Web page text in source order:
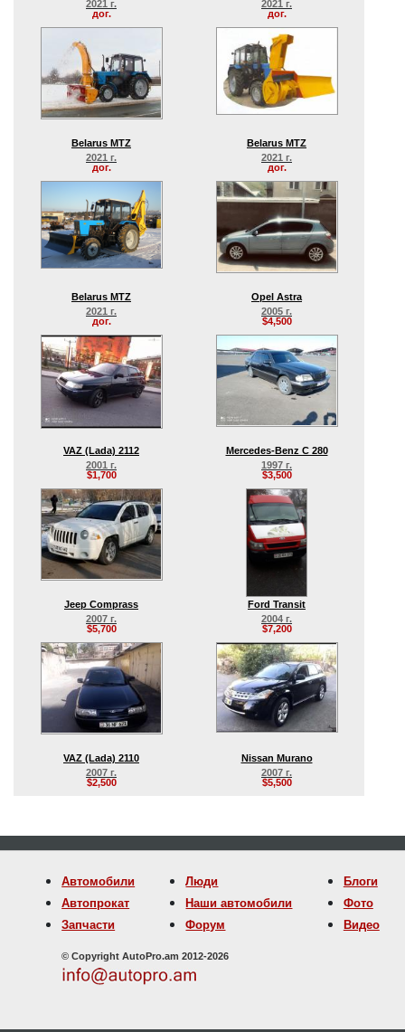
2021 г.
дог.
2021 г.
дог.
Belarus MTZ
2021 г.
дог.
Belarus MTZ
2021 г.
дог.
Belarus MTZ
2021 г.
дог.
Opel Astra
2005 г.
$4,500
VAZ (Lada) 2112
2001 г.
$1,700
Mercedes-Benz C 280
1997 г.
$3,500
Jeep Comprass
2007 г.
$5,700
Ford Transit
2004 г.
$7,200
VAZ (Lada) 2110
2007 г.
$2,500
Nissan Murano
2007 г.
$5,500
Автомобили
Автопрокат
Запчасти
Люди
Наши автомобили
Форум
Блоги
Фото
Видео
© Copyright AutoPro.am 2012-2026